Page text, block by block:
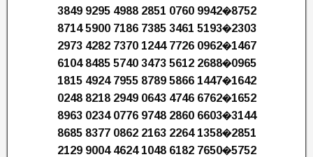
3849 9295 4988 2851 0760 9942�8752
8714 5900 7186 7385 3461 5193�2303
2973 4282 7370 1244 7726 0962�1467
6104 8485 5740 3473 5612 2688�0965
1815 4924 7955 8789 5866 1447�1642
0248 8218 2949 0643 4746 6762�1652
8963 0234 0776 9748 2860 6603�3144
8685 8377 0862 2163 2264 1358�2851
2129 9004 4624 1048 6182 7650�5752